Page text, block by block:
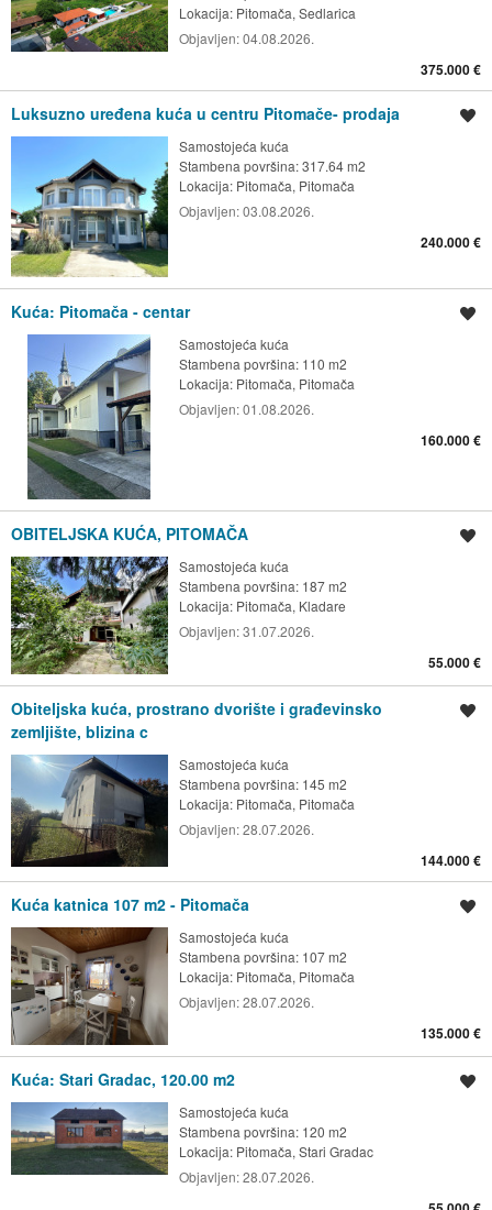
Lokacija: Pitomača, Sedlarica
Objavljen:04.08.2026.
375.000 €
Luksuzno uređena kuća u centru Pitomače- prodaja
Samostojeća kuća
Stambena površina: 317.64 m2
Lokacija: Pitomača, Pitomača
Objavljen:03.08.2026.
240.000 €
Kuća: Pitomača - centar
Samostojeća kuća
Stambena površina: 110 m2
Lokacija: Pitomača, Pitomača
Objavljen:01.08.2026.
160.000 €
OBITELJSKA KUĆA, PITOMAČA
Samostojeća kuća
Stambena površina: 187 m2
Lokacija: Pitomača, Kladare
Objavljen:31.07.2026.
55.000 €
Obiteljska kuća, prostrano dvorište i građevinsko
zemljište, blizina c
Samostojeća kuća
Stambena površina: 145 m2
Lokacija: Pitomača, Pitomača
Objavljen:28.07.2026.
144.000 €
Kuća katnica 107 m2 - Pitomača
Samostojeća kuća
Stambena površina: 107 m2
Lokacija: Pitomača, Pitomača
Objavljen:28.07.2026.
135.000 €
Kuća: Stari Gradac, 120.00 m2
Samostojeća kuća
Stambena površina: 120 m2
Lokacija: Pitomača, Stari Gradac
Objavljen:28.07.2026.